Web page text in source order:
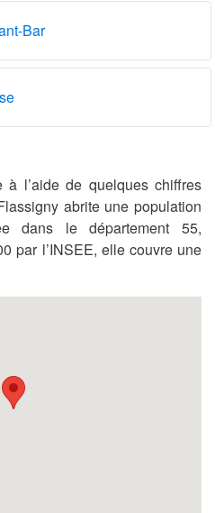
Bar
l’aide de quelques chiffres
abrite une population
dans le département 55,
par l’INSEE, elle couvre une